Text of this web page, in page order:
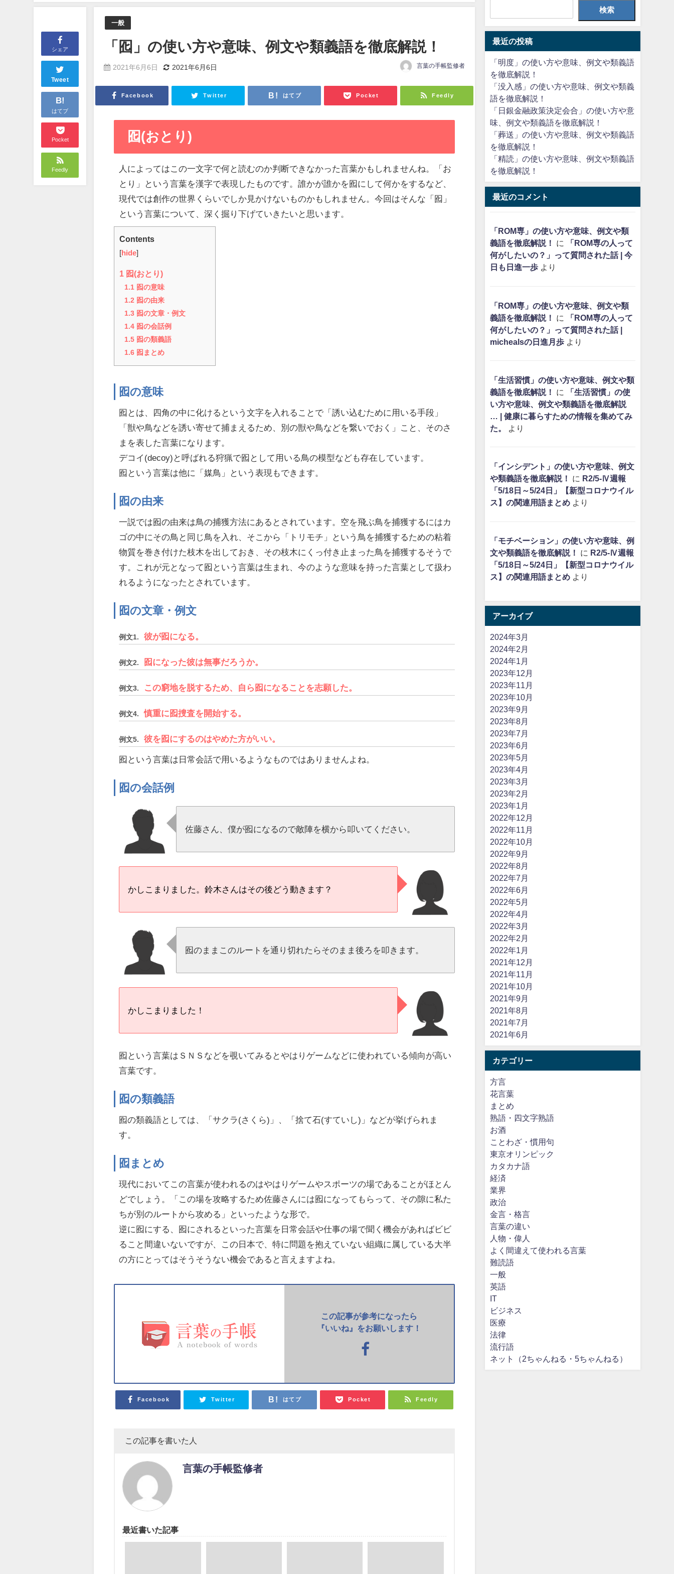
シェア
Tweet
B!
はてブ
Pocket
Feedly
一般
「囮」の使い方や意味、例文や類義語を徹底解説！
2021年6月6日 2021年6月6日 言葉の手帳監修者
Facebook Twitter はてブ Pocket Feedly
囮(おとり)
人によってはこの一文字で何と読むのか判断できなかった言葉かもしれませんね。「お
とり」という言葉を漢字で表現したものです。誰かが誰かを囮にして何かをするなど、
現代では創作の世界くらいでしか見かけないものかもしれません。今回はそんな「囮」
という言葉について、深く掘り下げていきたいと思います。
Contents
[ hide]
1 囮(おとり)
1.1 囮の意味
1.2 囮の由来
1.3 囮の文章・例文
1.4 囮の会話例
1.5 囮の類義語
1.6 囮まとめ
囮の意味
囮とは、四角の中に化けるという文字を入れることで「誘い込むために用いる手段」
「獣や鳥などを誘い寄せて捕まえるため、別の獣や鳥などを繋いでおく」こと、そのさ
まを表した言葉になります。
デコイ(decoy)と呼ばれる狩猟で囮として用いる鳥の模型なども存在しています。
囮という言葉は他に「媒鳥」という表現もできます。
囮の由来
一説では囮の由来は鳥の捕獲方法にあるとされています。空を飛ぶ鳥を捕獲するにはカ
ゴの中にその鳥と同じ鳥を入れ、そこから「トリモチ」という鳥を捕獲するための粘着
物質を巻き付けた枝木を出しておき、その枝木にくっ付き止まった鳥を捕獲するそうで
す。これが元となって囮という言葉は生まれ、今のような意味を持った言葉として扱わ
れるようになったとされています。
囮の文章・例文
例文1. 彼が囮になる。
例文2. 囮になった彼は無事だろうか。
例文3. この窮地を脱するため、自ら囮になることを志願した。
例文4. 慎重に囮捜査を開始する。
例文5. 彼を囮にするのはやめた方がいい。
囮という言葉は日常会話で用いるようなものではありませんよね。
囮の会話例
佐藤さん、僕が囮になるので敵陣を横から叩いてください。
かしこまりました。鈴木さんはその後どう動きます？
囮のままこのルートを通り切れたらそのまま後ろを叩きます。
かしこまりました！
囮という言葉はＳＮＳなどを覗いてみるとやはりゲームなどに使われている傾向が高い
言葉です。
囮の類義語
囮の類義語としては、「サクラ(さくら)」、「捨て石(すていし)」などが挙げられま
す。
囮まとめ
現代においてこの言葉が使われるのはやはりゲームやスポーツの場であることがほとん
どでしょう。「この場を攻略するため佐藤さんには囮になってもらって、その隙に私た
ちが別のルートから攻める」といったような形で。
逆に囮にする、囮にされるといった言葉を日常会話や仕事の場で聞く機会があればビビ
ること間違いないですが、この日本で、特に問題を抱えていない組織に属している大半
の方にとってはそうそうない機会であると言えますよね。
この記事が参考になったら
『いいね』をお願いします！
Facebook Twitter はてブ Pocket Feedly
この記事を書いた人
言葉の手帳監修者
最近書いた記事
検索
最近の投稿
「明度」の使い方や意味、例文や類義語
を徹底解説！
「没入感」の使い方や意味、例文や類義
語を徹底解説！
「日銀金融政策決定会合」の使い方や意
味、例文や類義語を徹底解説！
「葬送」の使い方や意味、例文や類義語
を徹底解説！
「精読」の使い方や意味、例文や類義語
を徹底解説！
最近のコメント
「ROM専」の使い方や意味、例文や類
義語を徹底解説！
に
「ROM専の人って
何がしたいの？」って質問された話 | 今
日も日進一歩より
「ROM専」の使い方や意味、例文や類
義語を徹底解説！
に
「ROM専の人って
何がしたいの？」って質問された話 |
michealsの日進月歩より
「生活習慣」の使い方や意味、例文や類
義語を徹底解説！
に
「生活習慣」の使
い方や意味、例文や類義語を徹底解説
… | 健康に暮らすための情報を集めてみ
た。
より
「インシデント」の使い方や意味、例文
や類義語を徹底解説！
に R2/5-Ⅳ週報
「5/18日～5/24日」【新型コロナウイル
ス】の関連用語まとめより
「モチベーション」の使い方や意味、例
文や類義語を徹底解説！
に R2/5-Ⅳ週報
「5/18日～5/24日」【新型コロナウイル
ス】の関連用語まとめより
アーカイブ
2024年3月
2024年2月
2024年1月
2023年12月
2023年11月
2023年10月
2023年9月
2023年8月
2023年7月
2023年6月
2023年5月
2023年4月
2023年3月
2023年2月
2023年1月
2022年12月
2022年11月
2022年10月
2022年9月
2022年8月
2022年7月
2022年6月
2022年5月
2022年4月
2022年3月
2022年2月
2022年1月
2021年12月
2021年11月
2021年10月
2021年9月
2021年8月
2021年7月
2021年6月
カテゴリー
方言
花言葉
まとめ
熟語・四文字熟語
お酒
ことわざ・慣用句
東京オリンピック
カタカナ語
経済
業界
政治
金言・格言
言葉の違い
人物・偉人
よく間違えて使われる言葉
難読語
一般
英語
IT
ビジネス
医療
法律
流行語
ネット（2ちゃんねる・5ちゃんねる）